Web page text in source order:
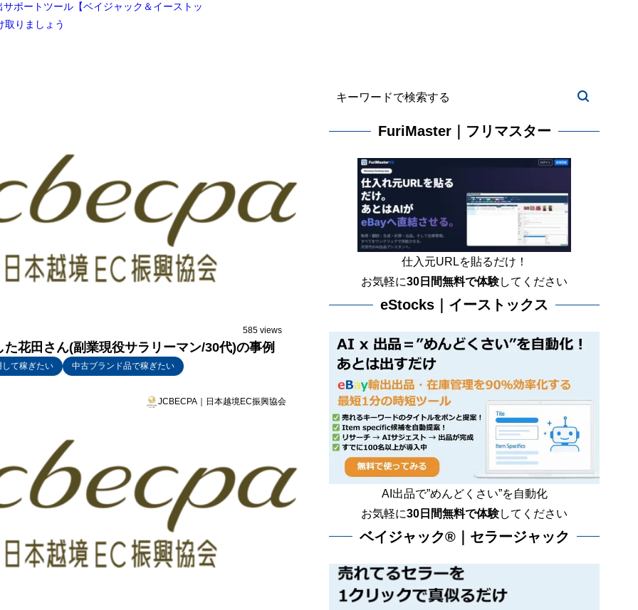
ポートツール【ベイジャック＆イーストッ
取りましょう
585 views
花田さん(副業現役サラリーマン/30代)の事例
て稼ぎたい
中古ブランド品で稼ぎたい
JCBECPA｜日本越境EC振興協会
FuriMaster｜フリマスター
仕入元URLを貼るだけ！
お気軽に30日間無料で体験してください
eStocks｜イーストックス
AI出品で”めんどくさい”を自動化
お気軽に30日間無料で体験してください
ベイジャック®｜セラージャック